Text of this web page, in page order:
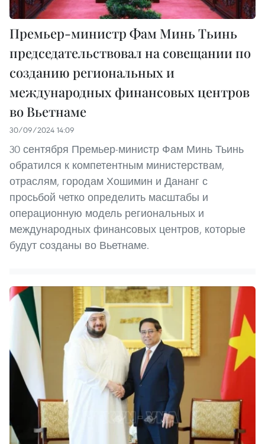
Премьер-министр Фам Минь Тьинь
председательствовал на совещании по
созданию региональных и
международных финансовых центров
во Вьетнаме
30/09/2024 14:09
30 сентября Премьер-министр Фам Минь Тьинь
обратился к компетентным министерствам,
отраслям, городам Хошимин и Дананг с
просьбой четко определить масштабы и
операционную модель региональных и
международных финансовых центров, которые
будут созданы во Вьетнаме.